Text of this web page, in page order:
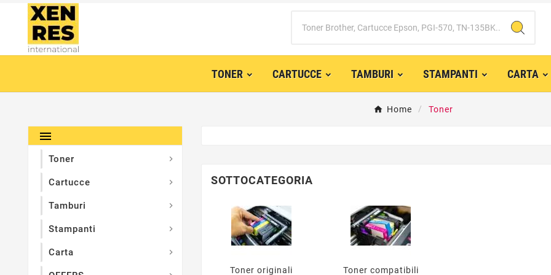
TONER CARTUCCE TAMBURI STAMPANTI CARTA
Home Toner

Toner 
Cartucce 
Tamburi 
Stampanti 
Carta 
SOTTOCATEGORIA
Toner originali Toner compatibili